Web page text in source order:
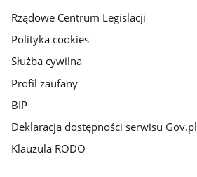
Rządowe Centrum Legislacji
Polityka cookies
Służba cywilna
Profil zaufany
BIP
Deklaracja dostępności serwisu Gov.pl
Klauzula RODO